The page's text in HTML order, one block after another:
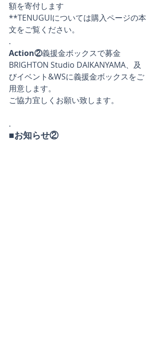
額を寄付します
**TENUGUIについては購入ページの本
文をご覧ください。
.
Action②義援金ボックスで募金
BRIGHTON Studio DAIKANYAMA、及
びイベント&WSに義援金ボックスをご
用意します。
ご協力宜しくお願い致します。
.
■お知らせ②